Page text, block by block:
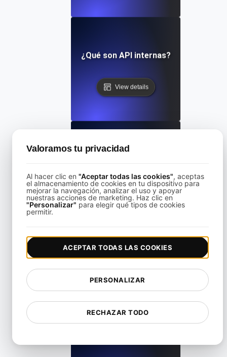
¿Qué son API internas?
View details
View details
Valoramos tu privacidad
Al hacer clic en "Aceptar todas las cookies", aceptas
el almacenamiento de cookies en tu dispositivo para
mejorar la navegación, analizar el uso y apoyar
nuestras acciones de marketing. Haz clic en
"Personalizar" para elegir qué tipos de cookies
permitir.
RECHAZAR TODO
PERSONALIZAR
ACEPTAR TODAS LAS COOKIES